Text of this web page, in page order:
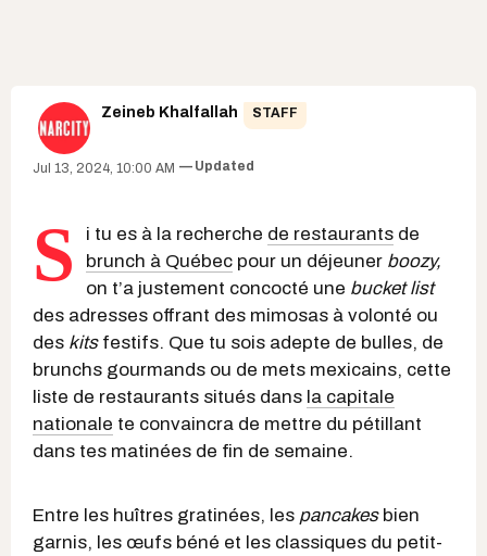
Zeineb Khalfallah STAFF
Jul 13, 2024, 10:00 AM Updated
S i tu es à la recherche de restaurants de
brunch à Québec pour un déjeuner boozy,
on t’a justement concocté une bucket list
des adresses offrant des mimosas à volonté ou
des kitsfestifs. Que tu sois adepte de bulles, de
brunchs gourmands ou de mets mexicains, cette
liste de restaurants situés dans la capitale
nationale te convaincra de mettre du pétillant
dans tes matinées de fin de semaine.
Entre les huîtres gratinées, les pancakesbien
garnis, les œufs béné et les classiques du petit-